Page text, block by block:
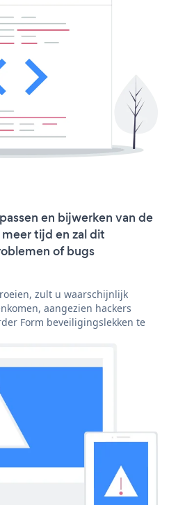
en bijwerken van de
tijd en zal dit
of bugs
zult u waarschijnlijk
aangezien hackers
Form beveiligingslekken te